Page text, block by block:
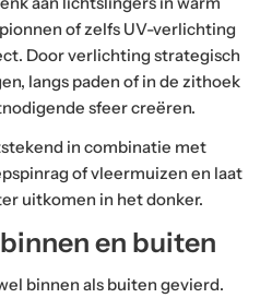
of zelfs UV-verlichting
Door verlichting strategisch
langs paden of in de zithoek
sfeer creëren.
in combinatie met
of vleermuizen en laat
uitkomen in het donker.
en buiten
binnen als buiten gevierd.